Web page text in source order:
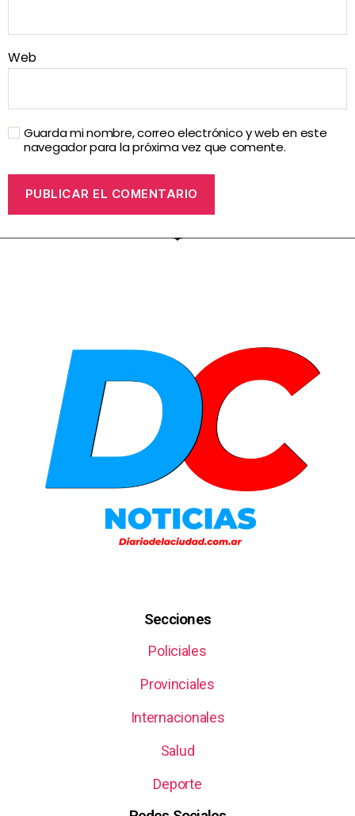
Web
Guarda mi nombre, correo electrónico y web en este
navegador para la próxima vez que comente.
Secciones
Policiales
Provinciales
Internacionales
Salud
Deporte